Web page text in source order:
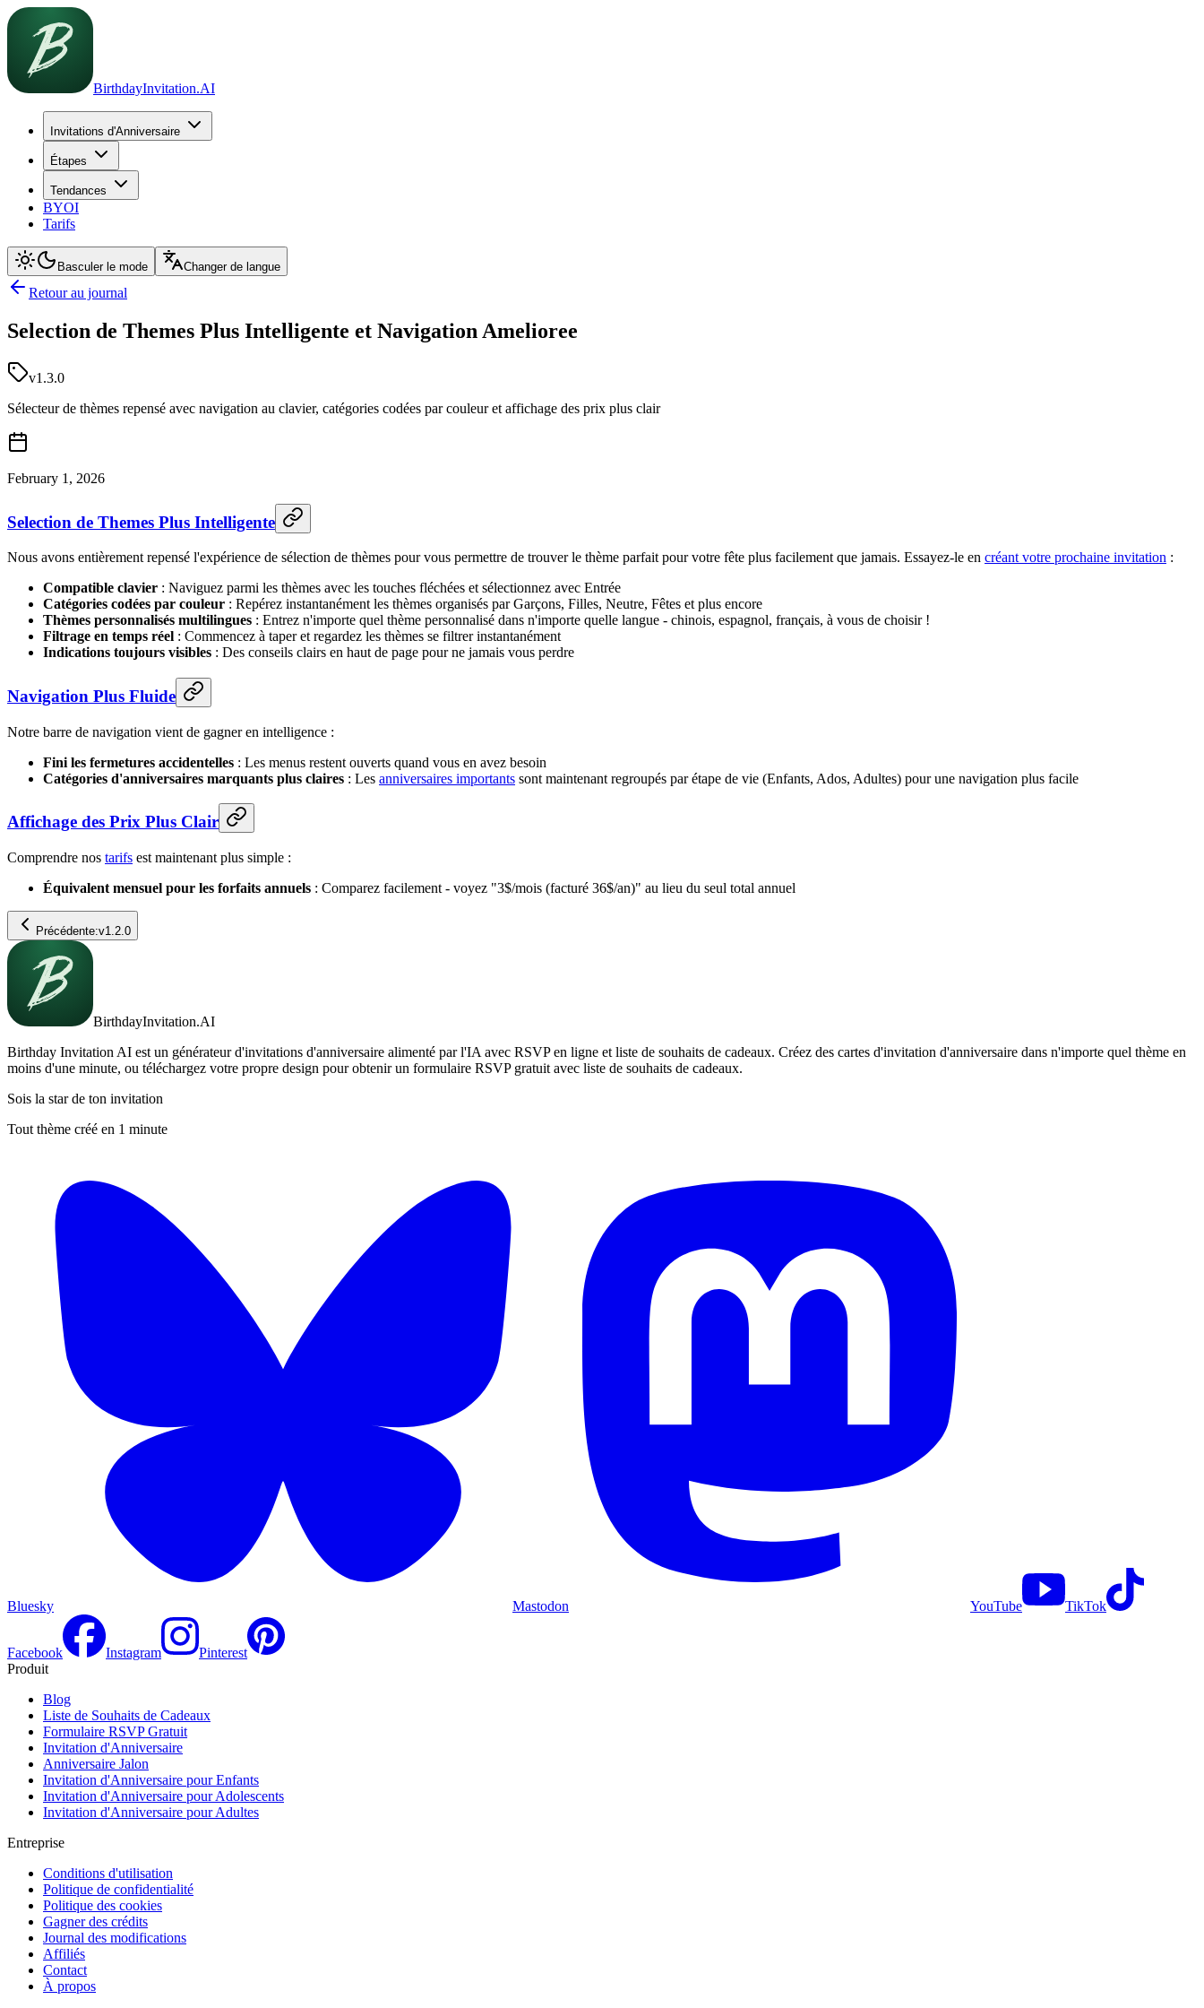
BirthdayInvitation.AI
Invitations d'Anniversaire
Étapes
Tendances
BYOI
Tarifs
Basculer le mode Changer de langue
Retour au journal
Selection de Themes Plus Intelligente et Navigation Amelioree
v1.3.0
Sélecteur de thèmes repensé avec navigation au clavier, catégories codées par couleur et affichage des prix plus clair
February 1, 2026
Selection de Themes Plus Intelligente
Nous avons entièrement repensé l'expérience de sélection de thèmes pour vous permettre de trouver le thème parfait pour votre fête plus facilement que jamais. Essayez-le en créant votre prochaine invitation :
Compatible clavier : Naviguez parmi les thèmes avec les touches fléchées et sélectionnez avec Entrée
Catégories codées par couleur : Repérez instantanément les thèmes organisés par Garçons, Filles, Neutre, Fêtes et plus encore
Thèmes personnalisés multilingues : Entrez n'importe quel thème personnalisé dans n'importe quelle langue - chinois, espagnol, français, à vous de choisir !
Filtrage en temps réel : Commencez à taper et regardez les thèmes se filtrer instantanément
Indications toujours visibles : Des conseils clairs en haut de page pour ne jamais vous perdre
Navigation Plus Fluide
Notre barre de navigation vient de gagner en intelligence :
Fini les fermetures accidentelles : Les menus restent ouverts quand vous en avez besoin
Catégories d'anniversaires marquants plus claires : Les anniversaires importants sont maintenant regroupés par étape de vie (Enfants, Ados, Adultes) pour une navigation plus facile
Affichage des Prix Plus Clair
Comprendre nos tarifs est maintenant plus simple :
Équivalent mensuel pour les forfaits annuels : Comparez facilement - voyez "3$/mois (facturé 36$/an)" au lieu du seul total annuel
Précédente:v1.2.0
BirthdayInvitation.AI
Birthday Invitation AI est un générateur d'invitations d'anniversaire alimenté par l'IA avec RSVP en ligne et liste de souhaits de cadeaux. Créez des cartes d'invitation d'anniversaire dans n'importe quel thème en
moins d'une minute, ou téléchargez votre propre design pour obtenir un formulaire RSVP gratuit avec liste de souhaits de cadeaux.
Sois la star de ton invitation
Tout thème créé en 1 minute
Bluesky Mastodon YouTube TikTok
Facebook Instagram
Pinterest
Produit
Blog
Liste de Souhaits de Cadeaux
Formulaire RSVP Gratuit
Invitation d'Anniversaire
Anniversaire Jalon
Invitation d'Anniversaire pour Enfants
Invitation d'Anniversaire pour Adolescents
Invitation d'Anniversaire pour Adultes
Entreprise
Conditions d'utilisation
Politique de confidentialité
Politique des cookies
Gagner des crédits
Journal des modifications
Affiliés
Contact
À propos